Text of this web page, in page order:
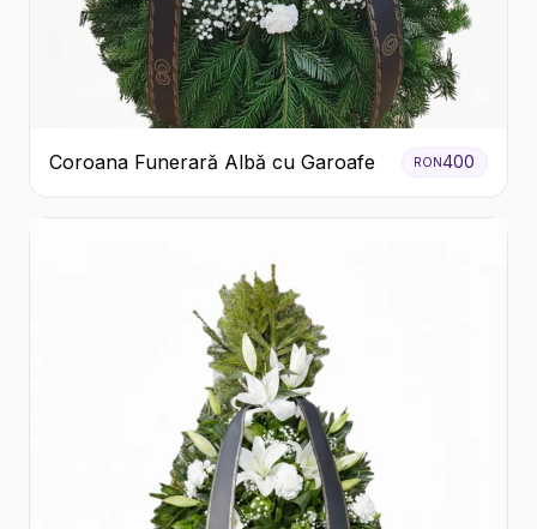
Coroana Funerară Albă cu Garoafe RON400